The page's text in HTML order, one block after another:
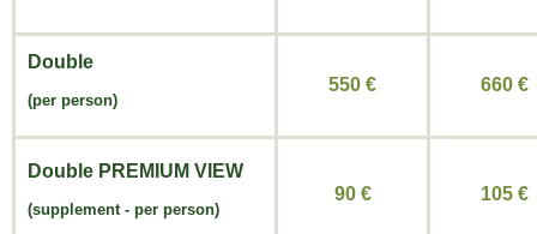
Double
(per person)
550 € 660 €
Double PREMIUM VIEW
(supplement - per person)
90 € 105 €